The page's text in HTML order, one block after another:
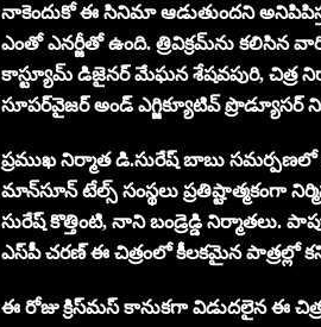
నాకెందుకో ఈ సినిమా ఆడుతుందని
ఎంతో ఎనర్జీతో ఉంది. త్రివిక్రమ్‌ను కలిసిన
కాస్ట్యూమ్‌ డిజైనర్‌ మేఘన శేషవపురి, చిత్ర
సూపర్‌వైజర్‌ అండ్‌ ఎగ్జిక్యూటివ్‌ ప్రొడ్యూసర్‌
ప్రముఖ నిర్మాత డి.సురేష్‌ బాబు
మాన్‌సూన్‌ టేల్స్‌ సంస్థలు ప్రతిష్టాత్మకంగా
సురేష్ కొత్తింటి, నాని బండ్రెడ్డి నిర్మాతలు.
ఎస్‌పీ చ‌ర‌ణ్ ఈ చిత్రంలో కీల‌క‌మైన పాత్ర‌ల్లో
ఈ రోజు క్రిస్‌మస్‌ కానుకగా విడుదలైన ఈ